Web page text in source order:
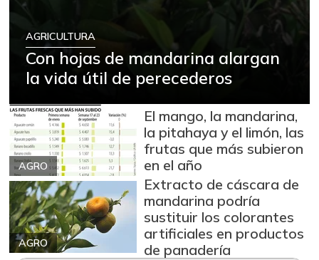
AGRICULTURA
Con hojas de mandarina alargan
la vida útil de perecederos
AGRO
El mango, la mandarina,
la pitahaya y el limón, las
frutas que más subieron
en el año
AGRO
Extracto de cáscara de
mandarina podría
sustituir los colorantes
artificiales en productos
de panadería